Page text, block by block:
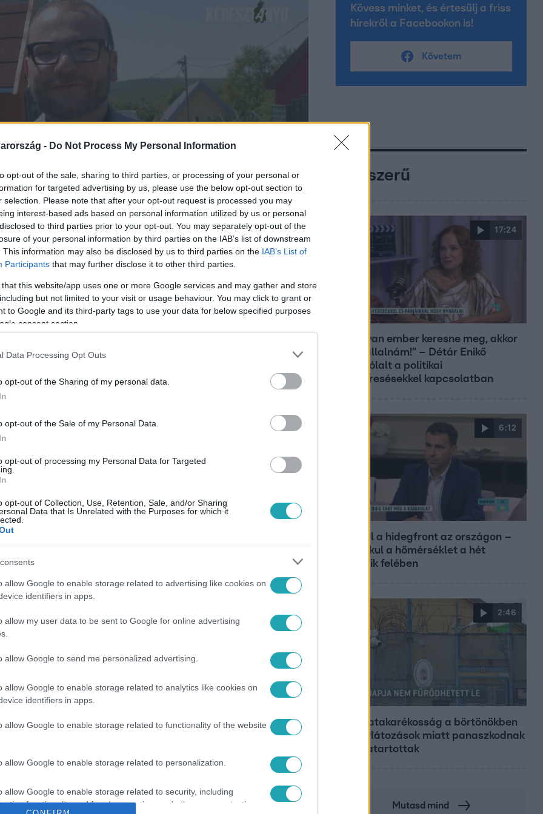
- Do Not Process My Personal Information
opt-out of the sale, sharing to third parties, or processing of your personal or
for targeted advertising by us, please use the below opt-out section to
selection. Please note that after your opt-out request is processed you may
interest-based ads based on personal information utilized by us or personal
to third parties prior to your opt-out. You may separately opt-out of the
of your personal information by third parties on the IAB’s list of downstream
This information may also be disclosed by us to third parties on the IAB’s List of
Participants that may further disclose it to other third parties.
that this website/app uses one or more Google services and may gather and store
but not limited to your visit or usage behaviour. You may click to grant or
to Google and its third-party tags to use your data for below specified purposes
consent section.
Data Processing Opt Outs
opt-out of the Sharing of my personal data.
opt-out of the Sale of my Personal Data.
opt-out of processing my Personal Data for Targeted
opt-out of Collection, Use, Retention, Sale, and/or Sharing
Data that Is Unrelated with the Purposes for which it
allow Google to enable storage related to advertising like cookies on
identifiers in apps.
allow my user data to be sent to Google for online advertising
allow Google to send me personalized advertising.
allow Google to enable storage related to analytics like cookies on
identifiers in apps.
allow Google to enable storage related to functionality of the website
allow Google to enable storage related to personalization.
allow Google to enable storage related to security, including
functionality and fraud prevention, and other user protection.
évadában találkozhattunk először,
kérdéssel bombázza a község
nagyobb szerepet vállalt a forgatásban,
elárult extra videónkban!
legyen a Google-találatokban!
ENDRE
Kövess minket, és értesülj a friss
hírekről a Facebookon is!
Követem
Népszerű
17:24
„Ha olyan ember keresne meg, akkor
sem vállalnám!” – Détár Enikő
megszólalt a politikai
megkeresésekkel kapcsolatban
6:12
Átvonul a hidegfront az országon –
így alakul a hőmérséklet a hét
második felében
2:46
Energiatakarékosság a börtönökben
is – korlátozások miatt panaszkodnak
a fogvatartottak
Mutasd mind